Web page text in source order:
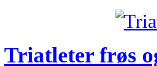
Triatleter frøs